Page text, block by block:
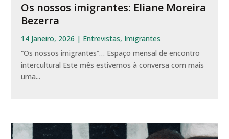
Os nossos imigrantes: Eliane Moreira
Bezerra
14 Janeiro, 2026 | Entrevistas, Imigrantes
“Os nossos imigrantes”… Espaço mensal de encontro
intercultural Este mês estivemos à conversa com mais
uma...